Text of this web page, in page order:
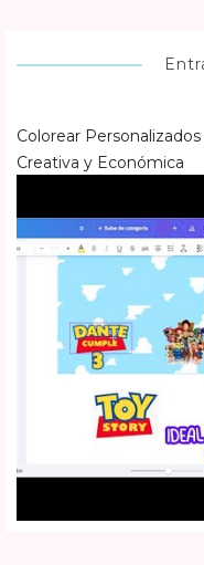
Colorear
Creativa y Económica